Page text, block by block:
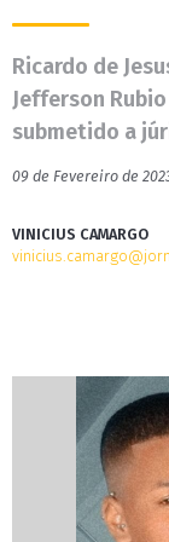
Ricardo de
Jefferson
submetido a
09 de Fevereiro de
VINICIUS CAMARGO